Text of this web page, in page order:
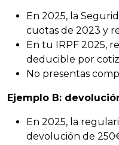
En 2025, la
cuotas de 2023 y
En tu IRPF 2025,
deducible por
No presentas
Ejemplo B:
En 2025, la
devolución de